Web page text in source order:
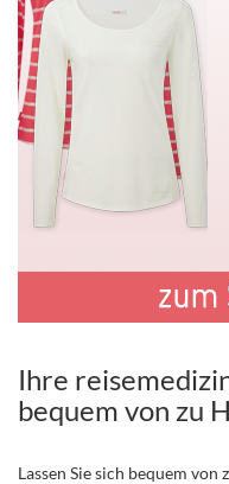
Ihre
bequem von zu
Lassen Sie sich bequem